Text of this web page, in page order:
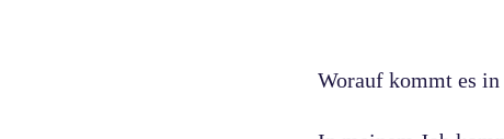
Worauf kommt es in